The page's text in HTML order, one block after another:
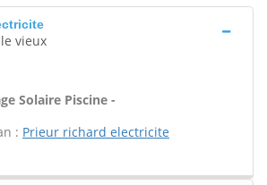
vieux
Solaire Piscine -
: Prieur richard electricite